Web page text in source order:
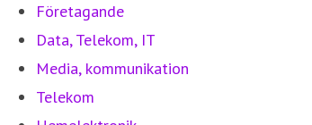
Företagande
Data, Telekom, IT
Media, kommunikation
Telekom